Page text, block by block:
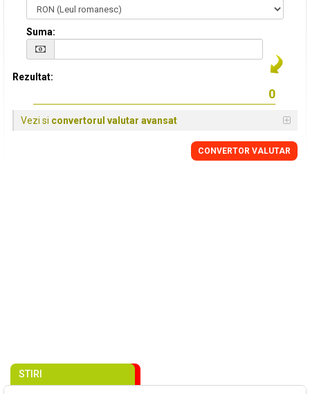
Suma:
Rezultat:
Vezi si convertorul valutar avansat
CONVERTOR VALUTAR
STIRI